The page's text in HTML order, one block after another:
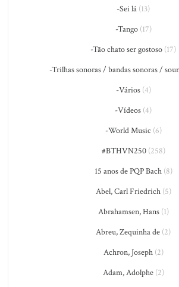
-Sei lá (13)
-Tango(17)
-Tão chato ser gostoso (17)
-Trilhas sonoras / bandas sonoras /
-Vários(4)
-Vídeos (4)
-World Music (6)
#BTHVN250(258)
15 anos de PQP Bach(8)
Abel, Carl Friedrich(5)
Abrahamsen, Hans(1)
Abreu, Zequinha de (2)
Achron, Joseph(2)
Adam, Adolphe(2)